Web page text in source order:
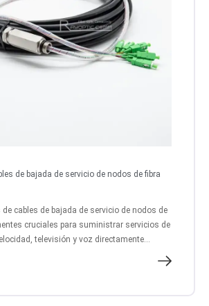
de bajada de servicio de nodos de fibra
cables de bajada de servicio de nodos de
cruciales para suministrar servicios de
televisión y voz directamente...